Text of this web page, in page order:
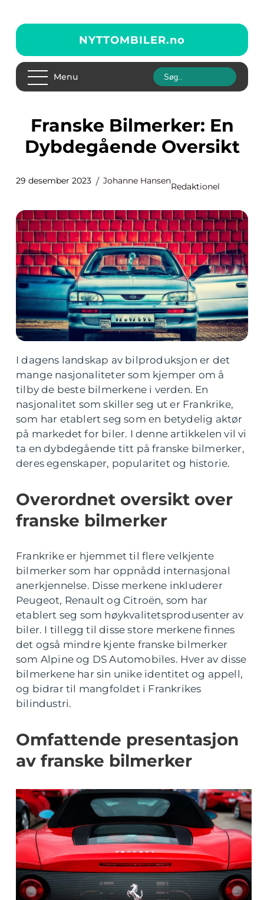
NYTTOMBILER.no
Menu
Franske Bilmerker: En
Dybdegående Oversikt
29 desember 2023 Johanne Hansen
Redaktionel
I dagens landskap av bilproduksjon er det
mange nasjonaliteter som kjemper om å
tilby de beste bilmerkene i verden. En
nasjonalitet som skiller seg ut er Frankrike,
som har etablert seg som en betydelig aktør
på markedet for biler. I denne artikkelen vil vi
ta en dybdegående titt på franske bilmerker,
deres egenskaper, popularitet og historie.
Overordnet oversikt over
franske bilmerker
Frankrike er hjemmet til flere velkjente
bilmerker som har oppnådd internasjonal
anerkjennelse. Disse merkene inkluderer
Peugeot, Renault og Citroën, som har
etablert seg som høykvalitetsprodusenter av
biler. I tillegg til disse store merkene finnes
det også mindre kjente franske bilmerker
som Alpine og DS Automobiles. Hver av disse
bilmerkene har sin unike identitet og appell,
og bidrar til mangfoldet i Frankrikes
bilindustri.
Omfattende presentasjon
av franske bilmerker